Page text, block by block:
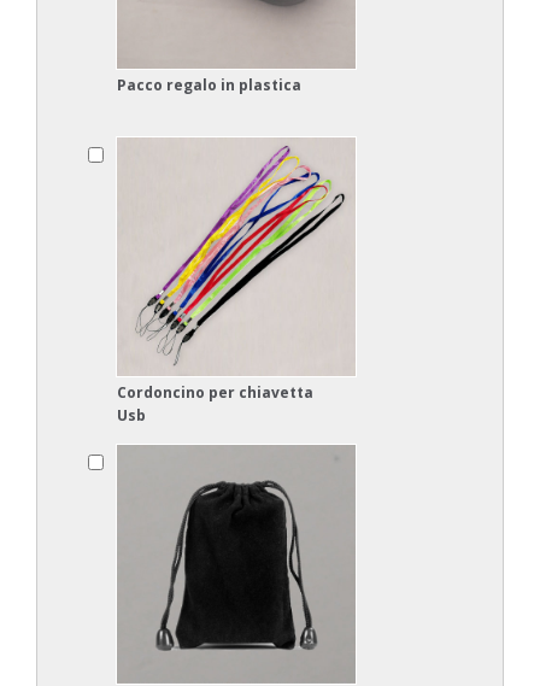
Pacco regalo in plastica
Cordoncino per chiavetta
Usb